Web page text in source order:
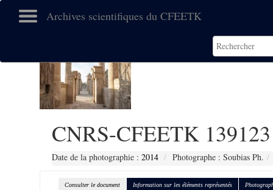
Archives scientifiques du CFEETK
CNRS-CFEETK 139123
Date de la photographie : 2014 Photographe : Soubias Ph.
Consulter le document Information sur les éléments représentés